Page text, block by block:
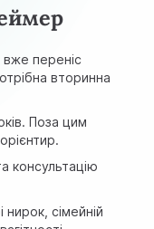
переніс
вторинна
Поза цим
консультацію
сімейній